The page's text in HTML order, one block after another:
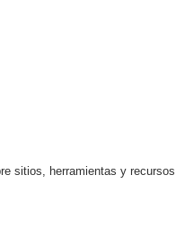
sitios, herramientas y recursos